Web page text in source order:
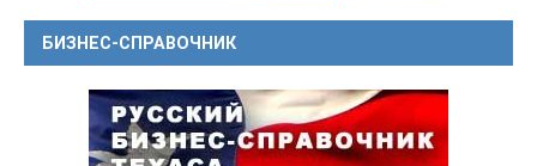
БИЗНЕС-СПРАВОЧНИК